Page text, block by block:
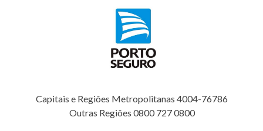
Capitais e Regiões Metropolitanas 4004-76786
Outras Regiões 0800 727 0800